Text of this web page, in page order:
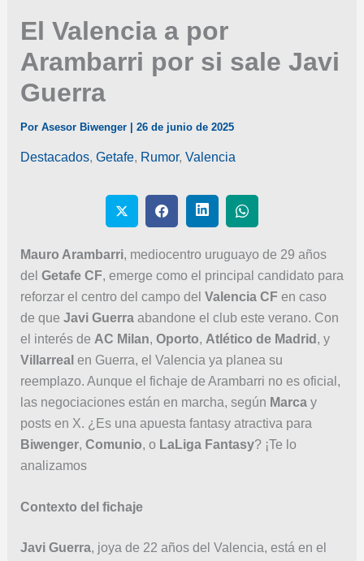
El Valencia a por
Arambarri por si sale Javi
Guerra
Por Asesor Biwenger 26 de junio de 2025
Destacados, Getafe, Rumor, Valencia
Mauro Arambarri, mediocentro uruguayo de 29 años
del Getafe CF, emerge como el principal candidato para
reforzar el centro del campo del Valencia CF en caso
de que Javi Guerraabandone el club este verano. Con
el interés de AC Milan, Oporto, Atlético de Madrid , y
Villarreal en Guerra, el Valencia ya planea su
reemplazo. Aunque el fichaje de Arambarri no es oficial,
las negociaciones están en marcha, según Marcay
posts en X. ¿Es una apuesta fantasy atractiva para
Biwenger, Comunio, o LaLiga Fantasy? ¡Te lo
analizamos
Contexto del fichaje
Javi Guerra, joya de 22 años del Valencia, está en el